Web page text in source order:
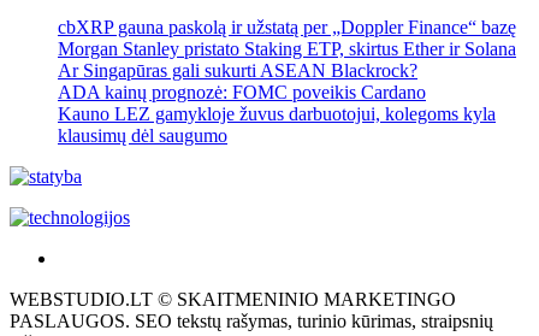
cbXRP gauna paskolą ir užstatą per „Doppler Finance“ bazę
Morgan Stanley pristato Staking ETP, skirtus Ether ir Solana
Ar Singapūras gali sukurti ASEAN Blackrock?
ADA kainų prognozė: FOMC poveikis Cardano
Kauno LEZ gamykloje žuvus darbuotojui, kolegoms kyla
klausimų dėl saugumo
tai
žemės
WEBSTUDIO.LT © SKAITMENINIO MARKETINGO
PASLAUGOS. SEO tekstų rašymas, turinio kūrimas, straipsnių